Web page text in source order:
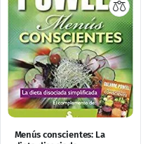
Menús conscientes: La